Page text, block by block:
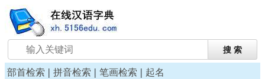
部首检索 | 拼音检索 | 笔画检索 | 起名